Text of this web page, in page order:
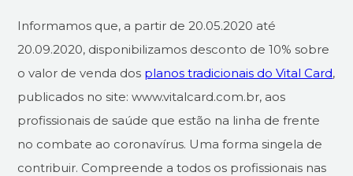
Informamos que, a partir de 20.05.2020 até
20.09.2020, disponibilizamos desconto de 10% sobre
o valor de venda dos planos tradicionais do Vital Card,
publicados no site: www.vitalcard.com.br, aos
profissionais de saúde que estão na linha de frente
no combate ao coronavírus. Uma forma singela de
contribuir. Compreende a todos os profissionais nas